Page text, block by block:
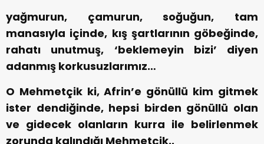
yağmurun, çamurun, soğuğun, tam
manasıyla içinde, kış şartlarının göbeğinde,
rahatı unutmuş, ‘beklemeyin bizi’ diyen
adanmış korkusuzlarımız…
O Mehmetçik ki, Afrin’e gönüllü kim gitmek
ister dendiğinde, hepsi birden gönüllü olan
ve gidecek olanların kurra ile belirlenmek
zorunda kalındığı Mehmetçik..